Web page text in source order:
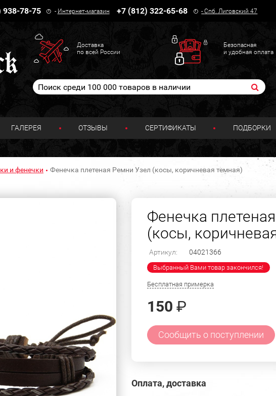
938-78-75 - Интернет-магазин +7 (812) 322-65-68 -Спб. Лиговский 47
Доставка
по всей России
Безопасная
и удобная оплата
ГАЛЕРЕЯ ОТЗЫВЫ СЕРТИФИКАТЫ ПОДБОРКИ
и фенечки Фенечка плетеная Ремни Узел (косы, коричневая темная)
Фенечка
(косы,
Артикул: 04021366
Выбранный Вами товар закончился!
Бесплатная примерка
150 ₽
Сообщить о поступлении
Оплата, доставка